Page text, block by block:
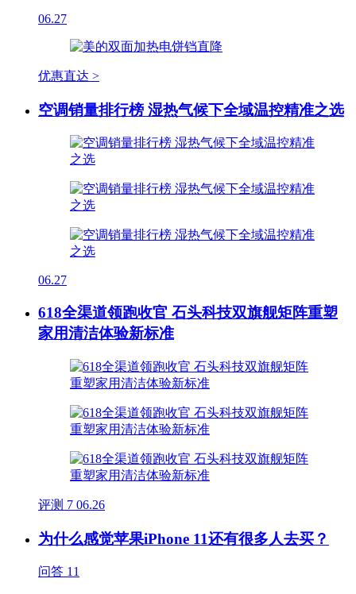
06.27
优惠直达 >
空调销量排行榜 湿热气候下全域温控精准之选
06.27
618全渠道领跑收官 石头科技双旗舰矩阵重塑
家用清洁体验新标准
评测 7 06.26
为什么感觉苹果iPhone 11还有很多人去买？
问答 11